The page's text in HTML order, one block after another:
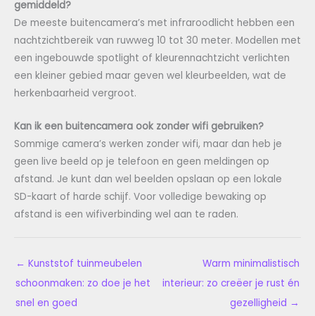
gemiddeld?
De meeste buitencamera’s met infraroodlicht hebben een
nachtzichtbereik van ruwweg 10 tot 30 meter. Modellen met
een ingebouwde spotlight of kleurennachtzicht verlichten
een kleiner gebied maar geven wel kleurbeelden, wat de
herkenbaarheid vergroot.
Kan ik een buitencamera ook zonder wifi gebruiken?
Sommige camera’s werken zonder wifi, maar dan heb je
geen live beeld op je telefoon en geen meldingen op
afstand. Je kunt dan wel beelden opslaan op een lokale
SD-kaart of harde schijf. Voor volledige bewaking op
afstand is een wifiverbinding wel aan te raden.
← Kunststof tuinmeubelen
schoonmaken: zo doe je het
snel en goed
Warm minimalistisch
interieur: zo creëer je rust én
gezelligheid →